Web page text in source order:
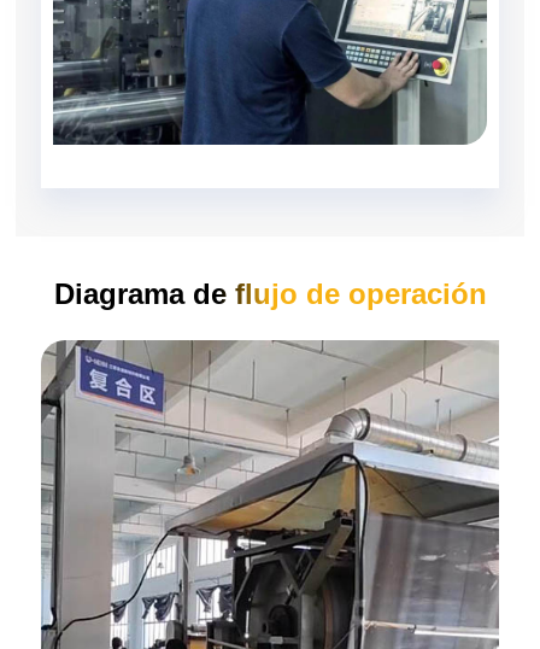
Diagrama de flujo de operación